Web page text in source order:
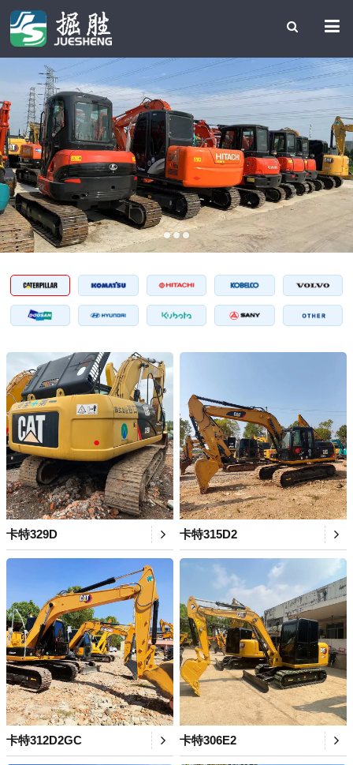
卡特329D 卡特315D2
卡特312D2GC 卡特306E2